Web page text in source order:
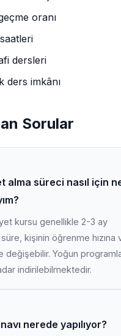
oranı
dersleri
ders imkânı
Sorular
alma süreci nasıl için
kursu genellikle 2-3 ay
kişinin öğrenme hızına
değişebilir. Yoğun
indirilebilmektedir.
nerede yapılıyor?